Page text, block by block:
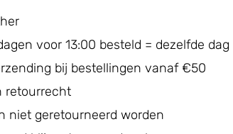
voor 13:00 besteld = dezelfde
bij bestellingen vanaf €50
retourrecht
niet geretourneerd worden